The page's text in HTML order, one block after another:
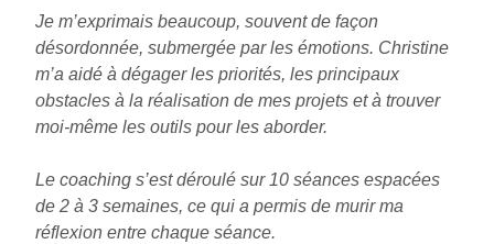
Je m’exprimais beaucoup, souvent de façon
désordonnée, submergée par les émotions. Christine
m’a aidé à dégager les priorités, les principaux
obstacles à la réalisation de mes projets et à trouver
moi-même les outils pour les aborder.
Le coaching s’est déroulé sur 10 séances espacées
de 2 à 3 semaines, ce qui a permis de murir ma
réflexion entre chaque séance.